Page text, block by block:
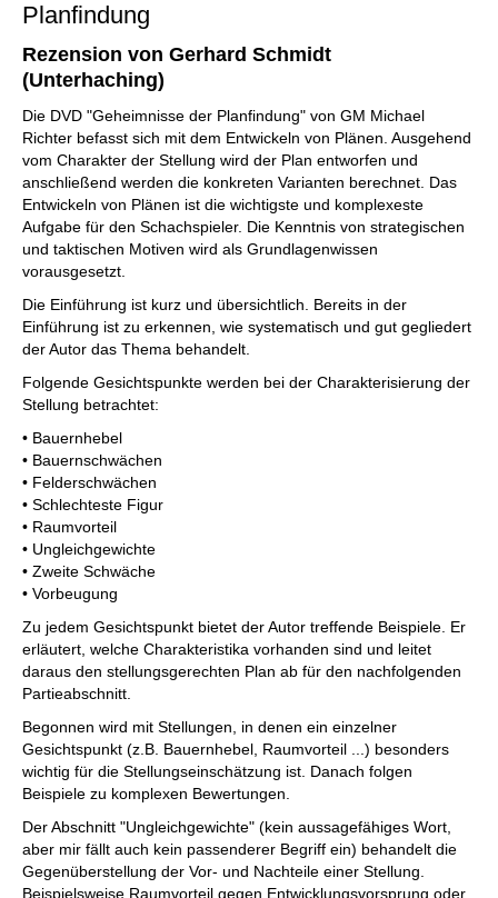
Planfindung
Rezension von Gerhard Schmidt
(Unterhaching)
Die DVD "Geheimnisse der Planfindung" von GM Michael
Richter befasst sich mit dem Entwickeln von Plänen. Ausgehend
vom Charakter der Stellung wird der Plan entworfen und
anschließend werden die konkreten Varianten berechnet. Das
Entwickeln von Plänen ist die wichtigste und komplexeste
Aufgabe für den Schachspieler. Die Kenntnis von strategischen
und taktischen Motiven wird als Grundlagenwissen
vorausgesetzt.
Die Einführung ist kurz und übersichtlich. Bereits in der
Einführung ist zu erkennen, wie systematisch und gut gegliedert
der Autor das Thema behandelt.
Folgende Gesichtspunkte werden bei der Charakterisierung der
Stellung betrachtet:
• Bauernhebel
• Bauernschwächen
• Felderschwächen
• Schlechteste Figur
• Raumvorteil
• Ungleichgewichte
• Zweite Schwäche
• Vorbeugung
Zu jedem Gesichtspunkt bietet der Autor treffende Beispiele. Er
erläutert, welche Charakteristika vorhanden sind und leitet
daraus den stellungsgerechten Plan ab für den nachfolgenden
Partieabschnitt.
Begonnen wird mit Stellungen, in denen ein einzelner
Gesichtspunkt (z.B. Bauernhebel, Raumvorteil ...) besonders
wichtig für die Stellungseinschätzung ist. Danach folgen
Beispiele zu komplexen Bewertungen.
Der Abschnitt "Ungleichgewichte" (kein aussagefähiges Wort,
aber mir fällt auch kein passenderer Begriff ein) behandelt die
Gegenüberstellung der Vor- und Nachteile einer Stellung.
Beispielsweise Raumvorteil gegen Entwicklungsvorsprung oder